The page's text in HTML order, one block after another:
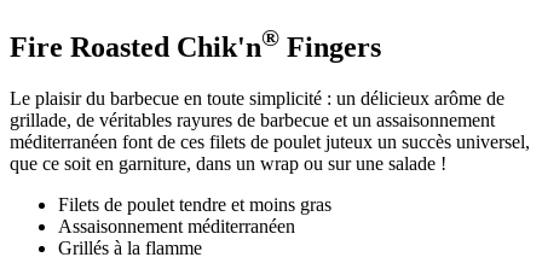
Fire Roasted Chik'n® Fingers
Le plaisir du barbecue en toute simplicité : un délicieux arôme de
grillade, de véritables rayures de barbecue et un assaisonnement
méditerranéen font de ces filets de poulet juteux un succès universel,
que ce soit en garniture, dans un wrap ou sur une salade !
Filets de poulet tendre et moins gras
Assaisonnement méditerranéen
Grillés à la flamme